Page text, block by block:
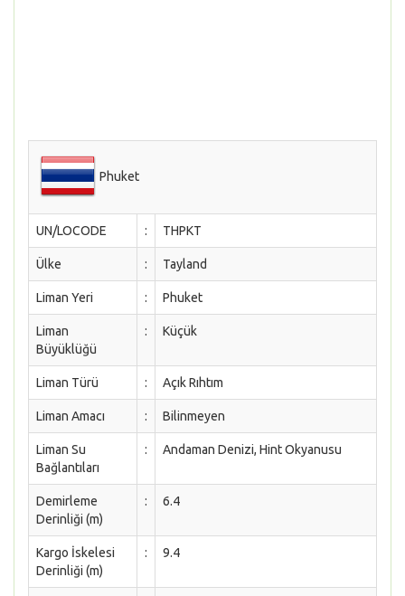
Phuket
UN/LOCODE : THPKT
Ülke : Tayland
Liman Yeri : Phuket
Liman
Büyüklüğü
: Küçük
Liman Türü : Açık Rıhtım
Liman Amacı : Bilinmeyen
Liman Su
Bağlantıları
: Andaman Denizi, Hint Okyanusu
Demirleme
Derinliği (m)
: 6.4
Kargo İskelesi
Derinliği (m)
: 9.4